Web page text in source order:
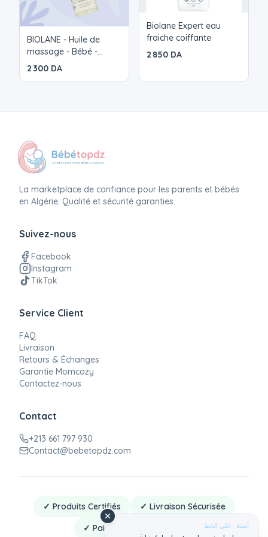
أمينة · على الخط
Pratique pour la maison ou les sorties Parfum :
Fraîcheur légère, subtile et agréable
BIOLANE - Huile de
massage - Bébé -
Détente - Parfum
2 300 DA
Biolane Expert eau
fraiche coiffante
2 850 DA
La marketplace de confiance pour les parents et bébés
en Algérie. Qualité et sécurité garanties.
Suivez-nous
Facebook
Instagram
TikTok
Service Client
FAQ
Livraison
Retours & Échanges
Garantie Momcozy
Contactez-nous
Contact
+213 661 797 930
Contact@bebetopdz.com
✓ Produits Certifiés
✓ Livraison Sécurisée
✓ Paiement à la Livraison